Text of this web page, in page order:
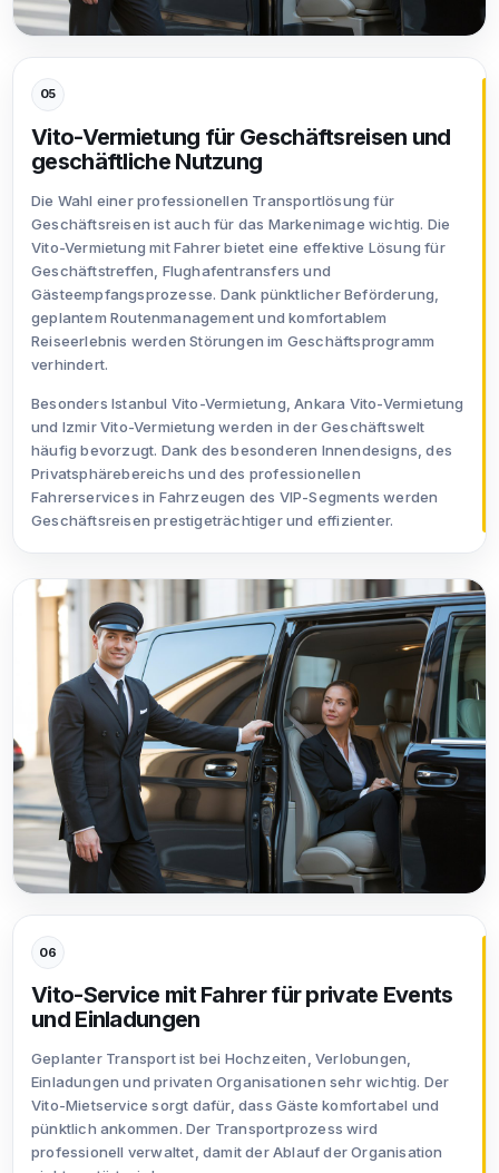
05
Vito-Vermietung für Geschäftsreisen und
geschäftliche Nutzung
Die Wahl einer professionellen Transportlösung für
Geschäftsreisen ist auch für das Markenimage wichtig. Die
Vito-Vermietung mit Fahrer bietet eine effektive Lösung für
Geschäftstreffen, Flughafentransfers und
Gästeempfangsprozesse. Dank pünktlicher Beförderung,
geplantem Routenmanagement und komfortablem
Reiseerlebnis werden Störungen im Geschäftsprogramm
verhindert.
Besonders Istanbul Vito-Vermietung, Ankara Vito-Vermietung
und Izmir Vito-Vermietung werden in der Geschäftswelt
häufig bevorzugt. Dank des besonderen Innendesigns, des
Privatsphärebereichs und des professionellen
Fahrerservices in Fahrzeugen des VIP-Segments werden
Geschäftsreisen prestigeträchtiger und effizienter.
06
Vito-Service mit Fahrer für private Events
und Einladungen
Geplanter Transport ist bei Hochzeiten, Verlobungen,
Einladungen und privaten Organisationen sehr wichtig. Der
Vito-Mietservice sorgt dafür, dass Gäste komfortabel und
pünktlich ankommen. Der Transportprozess wird
professionell verwaltet, damit der Ablauf der Organisation